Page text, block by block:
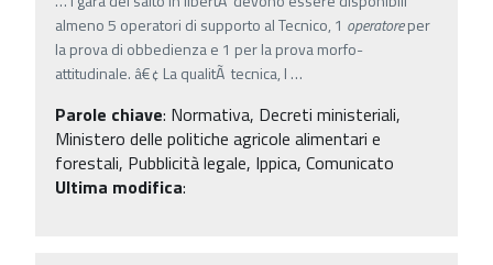
almeno 5 operatori di supporto al Tecnico, 1 operatoreper
la prova di obbedienza e 1 per la prova morfo-
attitudinale. â€¢ La qualitÃ tecnica, l …
Parole chiave: Normativa, Decreti ministeriali,
Ministero delle politiche agricole alimentari e
forestali, Pubblicità legale, Ippica, Comunicato
Ultima modifica: